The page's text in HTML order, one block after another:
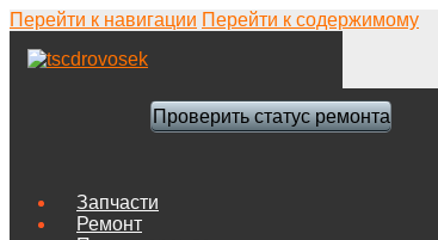
Перейти к навигации Перейти к содержимому
Проверить статус ремонта
Запчасти
Ремонт